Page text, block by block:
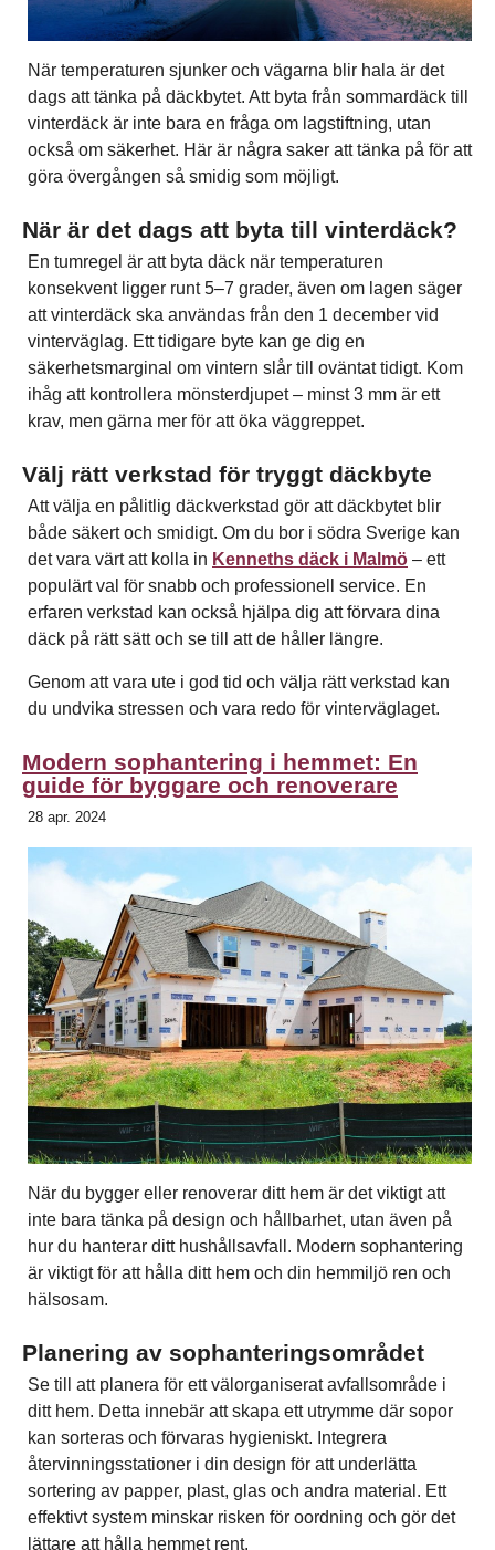
När temperaturen sjunker och vägarna blir hala är det
dags att tänka på däckbytet. Att byta från sommardäck till
vinterdäck är inte bara en fråga om lagstiftning, utan
också om säkerhet. Här är några saker att tänka på för att
göra övergången så smidig som möjligt.
När är det dags att byta till vinterdäck?
En tumregel är att byta däck när temperaturen
konsekvent ligger runt 5–7 grader, även om lagen säger
att vinterdäck ska användas från den 1 december vid
vinterväglag. Ett tidigare byte kan ge dig en
säkerhetsmarginal om vintern slår till oväntat tidigt. Kom
ihåg att kontrollera mönsterdjupet – minst 3 mm är ett
krav, men gärna mer för att öka väggreppet.
Välj rätt verkstad för tryggt däckbyte
Att välja en pålitlig däckverkstad gör att däckbytet blir
både säkert och smidigt. Om du bor i södra Sverige kan
det vara värt att kolla in Kenneths däck i Malmö – ett
populärt val för snabb och professionell service. En
erfaren verkstad kan också hjälpa dig att förvara dina
däck på rätt sätt och se till att de håller längre.
Genom att vara ute i god tid och välja rätt verkstad kan
du undvika stressen och vara redo för vinterväglaget.
Modern sophantering i hemmet: En
guide för byggare och renoverare
28 apr. 2024
När du bygger eller renoverar ditt hem är det viktigt att
inte bara tänka på design och hållbarhet, utan även på
hur du hanterar ditt hushållsavfall. Modern sophantering
är viktigt för att hålla ditt hem och din hemmiljö ren och
hälsosam.
Planering av sophanteringsområdet
Se till att planera för ett välorganiserat avfallsområde i
ditt hem. Detta innebär att skapa ett utrymme där sopor
kan sorteras och förvaras hygieniskt. Integrera
återvinningsstationer i din design för att underlätta
sortering av papper, plast, glas och andra material. Ett
effektivt system minskar risken för oordning och gör det
lättare att hålla hemmet rent.